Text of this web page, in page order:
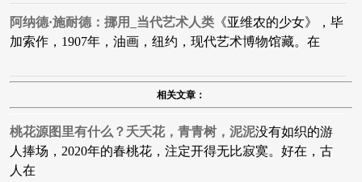
阿纳德·施耐德：挪用_当代艺术人类 ​《亚维农的少女》，毕
加索作，1907年，油画，纽约，现代艺术博物馆藏。在
相关文章：
桃花源图里有什么？夭夭花，青青树，泥泥没有如织的游
人捧场，2020年的春桃花，注定开得无比寂寞。好在，古
人在